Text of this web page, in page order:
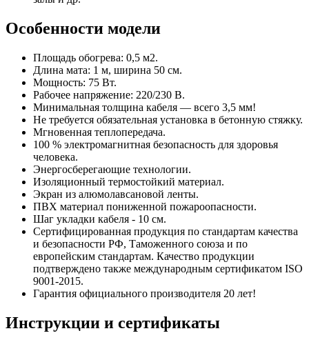
Особенности модели
Площадь обогрева: 0,5 м2.
Длина мата: 1 м, ширина 50 см.
Мощность: 75 Вт.
Рабочее напряжение: 220/230 В.
Минимальная толщина кабеля — всего 3,5 мм!
Не требуется обязательная установка в бетонную стяжку.
Мгновенная теплопередача.
100 % электромагнитная безопасность для здоровья
человека.
Энергосберегающие технологии.
Изоляционный термостойкий материал.
Экран из алюмолавсановой ленты.
ПВХ материал пониженной пожароопасности.
Шаг укладки кабеля - 10 см.
Сертифицированная продукция по стандартам качества
и безопасности РФ, Таможенного союза и по
европейским стандартам. Качество продукции
подтверждено также международным сертификатом ISO
9001-2015.
Гарантия официального производителя 20 лет!
Инструкции и сертификаты